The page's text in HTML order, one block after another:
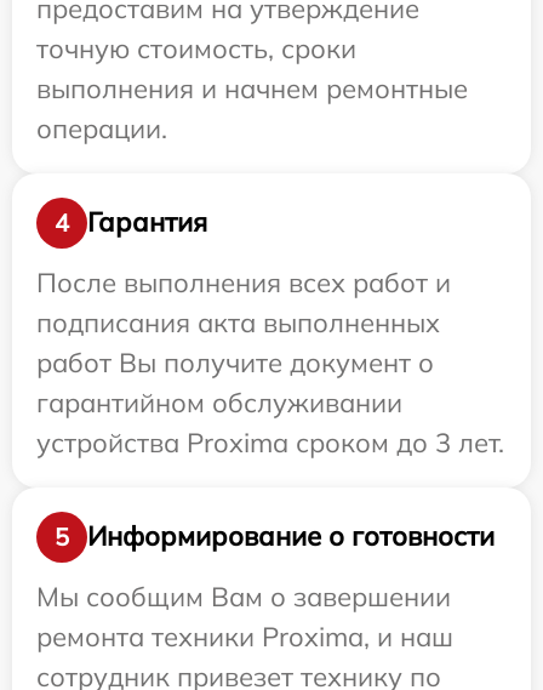
предоставим на утверждение
точную стоимость, сроки
выполнения и начнем ремонтные
операции.
4
Гарантия
После выполнения всех работ и
подписания акта выполненных
работ Вы получите документ о
гарантийном обслуживании
устройства Proxima сроком до 3 лет.
5
Информирование о готовности
Мы сообщим Вам о завершении
ремонта техники Proxima, и наш
сотрудник привезет технику по